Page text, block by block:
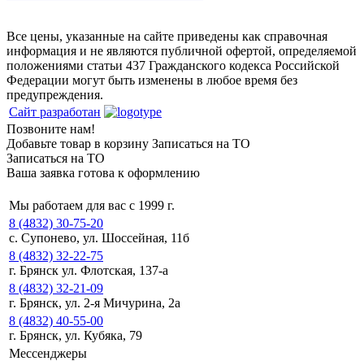
Все цены, указанные на сайте приведены как справочная
информация и не являются публичной офертой, определяемой
положениями статьи 437 Гражданского кодекса Российской
Федерации могут быть изменены в любое время без
предупреждения.
Сайт разработан
Позвоните нам!
Добавьте товар в корзину Записаться на ТО
Записаться на ТО
Ваша заявка готова к оформлению
Мы работаем для вас с 1999 г.
8 (4832) 30-75-20
с. Супонево, ул. Шоссейная, 11б
8 (4832) 32-22-75
г. Брянск ул. Флотская, 137-а
8 (4832) 32-21-09
г. Брянск, ул. 2-я Мичурина, 2а
8 (4832) 40-55-00
г. Брянск, ул. Кубяка, 79
Мессенджеры